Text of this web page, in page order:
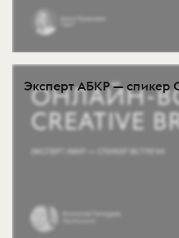
Эксперт АБКР — спикер